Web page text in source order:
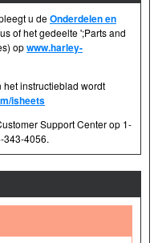
u deOnderdelen en
of het gedeelte ';Parts and
opwww.harley-
het instructieblad wordt
isheets
Support Center op 1-
343-4056.